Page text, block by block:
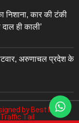
निशाना, कार की टंकी
ही काली’
अरुणाचल प्रदेश के
by Best News
Traffic Tail